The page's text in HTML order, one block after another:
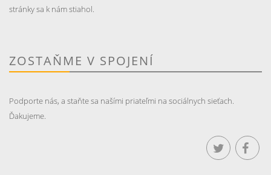
stránky sa k nám stiahol.
ZOSTAŇME V SPOJENÍ
Podporte nás, a staňte sa našími priateľmi na sociálnych sieťach.
Ďakujeme.